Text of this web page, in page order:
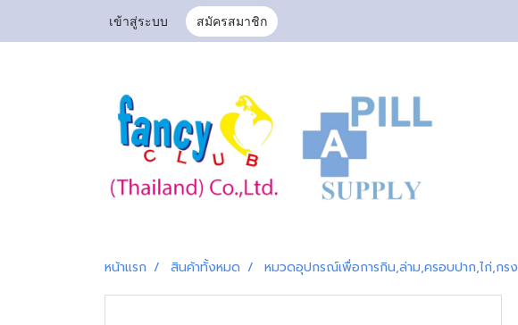
เข้าสู่ระบบ สมัครสมาชิก
หน้าแรก สินค้าทั้งหมด หมวดอุปกรณ์เพื่อการกิน,ล่าม,ครอบปาก,ไก่,กรง